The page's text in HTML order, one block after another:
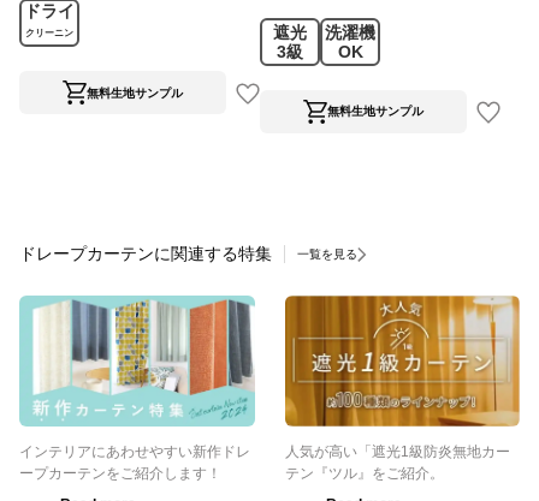
ドライ
クリーニン
無料生地サンプル
遮光
3級
洗濯機
OK
無料生地サンプル
ドレープカーテンに関連する特集 一覧を見る
インテリアにあわせやすい新作ドレ
ープカーテンをご紹介します！
人気が高い「遮光1級防炎無地カー
テン『ツル』をご紹介。